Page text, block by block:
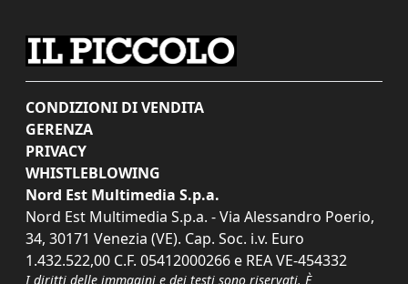
CONDIZIONI DI VENDITA
GERENZA
PRIVACY
WHISTLEBLOWING
Nord Est Multimedia S.p.a.
Nord Est Multimedia S.p.a. - Via Alessandro Poerio,
34, 30171 Venezia (VE). Cap. Soc. i.v. Euro
1.432.522,00 C.F. 05412000266 e REA VE-454332
I diritti delle immagini e dei testi sono riservati. È